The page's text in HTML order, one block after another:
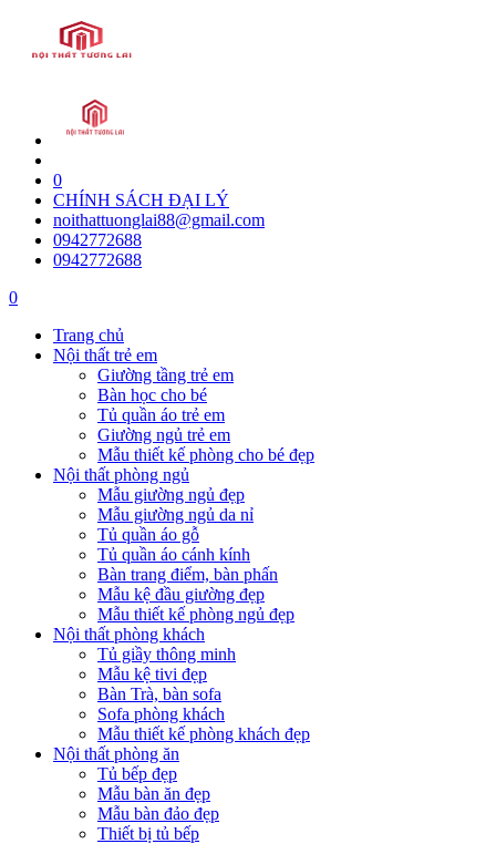
0
CHÍNH SÁCH ĐẠI LÝ
noithattuonglai88@gmail.com
0942772688
0942772688
0
Trang chủ
Nội thất trẻ em
Giường tầng trẻ em
Bàn học cho bé
Tủ quần áo trẻ em
Giường ngủ trẻ em
Mẫu thiết kế phòng cho bé đẹp
Nội thất phòng ngủ
Mẫu giường ngủ đẹp
Mẫu giường ngủ da nỉ
Tủ quần áo gỗ
Tủ quần áo cánh kính
Bàn trang điểm, bàn phấn
Mẫu kệ đầu giường đẹp
Mẫu thiết kế phòng ngủ đẹp
Nội thất phòng khách
Tủ giầy thông minh
Mẫu kệ tivi đẹp
Bàn Trà, bàn sofa
Sofa phòng khách
Mẫu thiết kế phòng khách đẹp
Nội thất phòng ăn
Tủ bếp đẹp
Mẫu bàn ăn đẹp
Mẫu bàn đảo đẹp
Thiết bị tủ bếp